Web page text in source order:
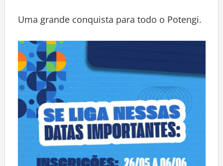
Uma grande conquista para todo o Potengi.